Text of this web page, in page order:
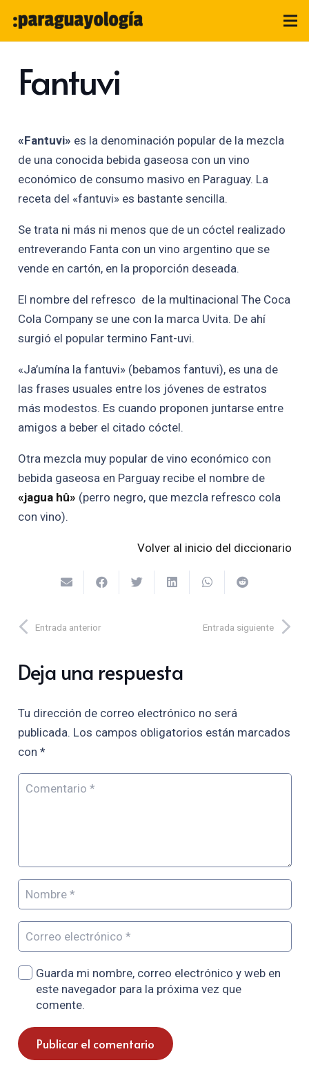
Fantuvi
«Fantuvi» es la denominación popular de la mezcla
de una conocida bebida gaseosa con un vino
económico de consumo masivo en Paraguay. La
receta del «fantuvi» es bastante sencilla.
Se trata ni más ni menos que de un cóctel realizado
entreverando Fanta con un vino argentino que se
vende en cartón, en la proporción deseada.
El nombre del refresco de la multinacional The Coca
Cola Company se une con la marca Uvita. De ahí
surgió el popular termino Fant-uvi.
«Ja’umína la fantuvi» (bebamos fantuvi), es una de
las frases usuales entre los jóvenes de estratos
más modestos. Es cuando proponen juntarse entre
amigos a beber el citado cóctel.
Otra mezcla muy popular de vino económico con
bebida gaseosa en Parguay recibe el nombre de
«jagua hû» (perro negro, que mezcla refresco cola
con vino).
Volver al inicio del diccionario
Entrada anterior Entrada siguiente
Deja una respuesta
Tu dirección de correo electrónico no será
publicada. Los campos obligatorios están marcados
con *
Guarda mi nombre, correo electrónico y web en
este navegador para la próxima vez que
comente.
Publicar el comentario